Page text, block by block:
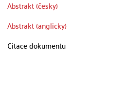
Abstrakt (česky)
Abstrakt (anglicky)
Citace dokumentu